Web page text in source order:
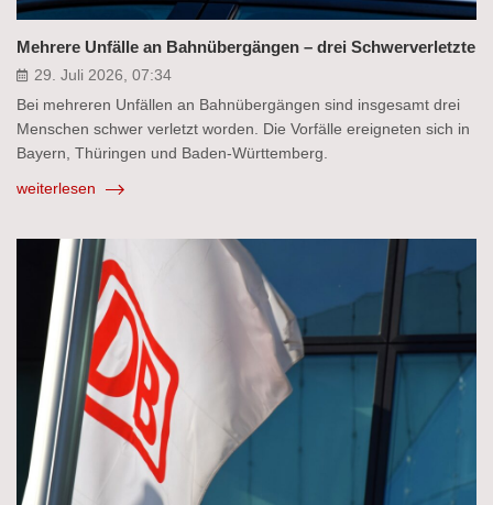
Mehrere Unfälle an Bahnübergängen – drei Schwerverletzte
29. Juli 2026, 07:34
Bei mehreren Unfällen an Bahnübergängen sind insgesamt drei
Menschen schwer verletzt worden. Die Vorfälle ereigneten sich in
Bayern, Thüringen und Baden-Württemberg.
weiterlesen